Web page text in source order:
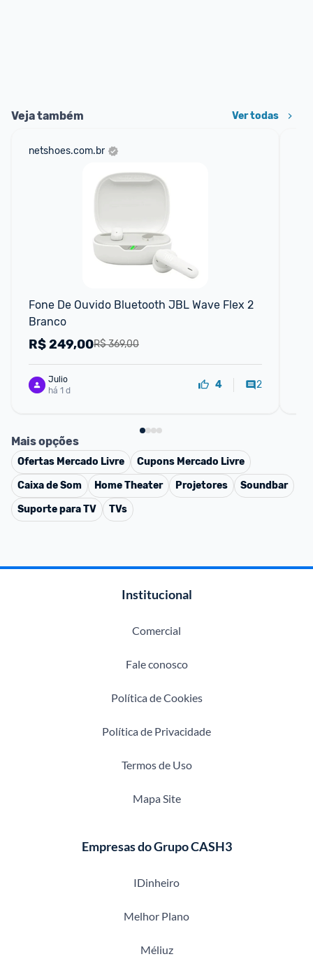
Veja também Ver todas
netshoes.com.br
Fone De Ouvido Bluetooth JBL Wave Flex 2
Branco
R$ 369,00
R$249,00
Julio
há 1 d
4 2
Mais opções
Ofertas Mercado Livre Cupons Mercado Livre
Caixa de Som
Home Theater Projetores
Soundbar
Suporte para TV
TVs
Institucional
Comercial
Fale conosco
Política de Cookies
Política de Privacidade
Termos de Uso
Mapa Site
Empresas do Grupo CASH3
IDinheiro
Melhor Plano
Méliuz